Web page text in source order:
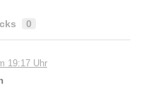
0
19:17 Uhr